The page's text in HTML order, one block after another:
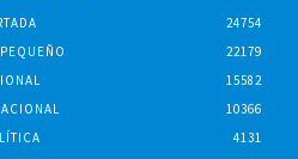
24754
22179
15582
10366
4131